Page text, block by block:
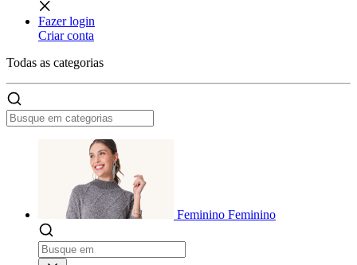
Fazer login
Criar conta
Todas as categorias
Feminino Feminino